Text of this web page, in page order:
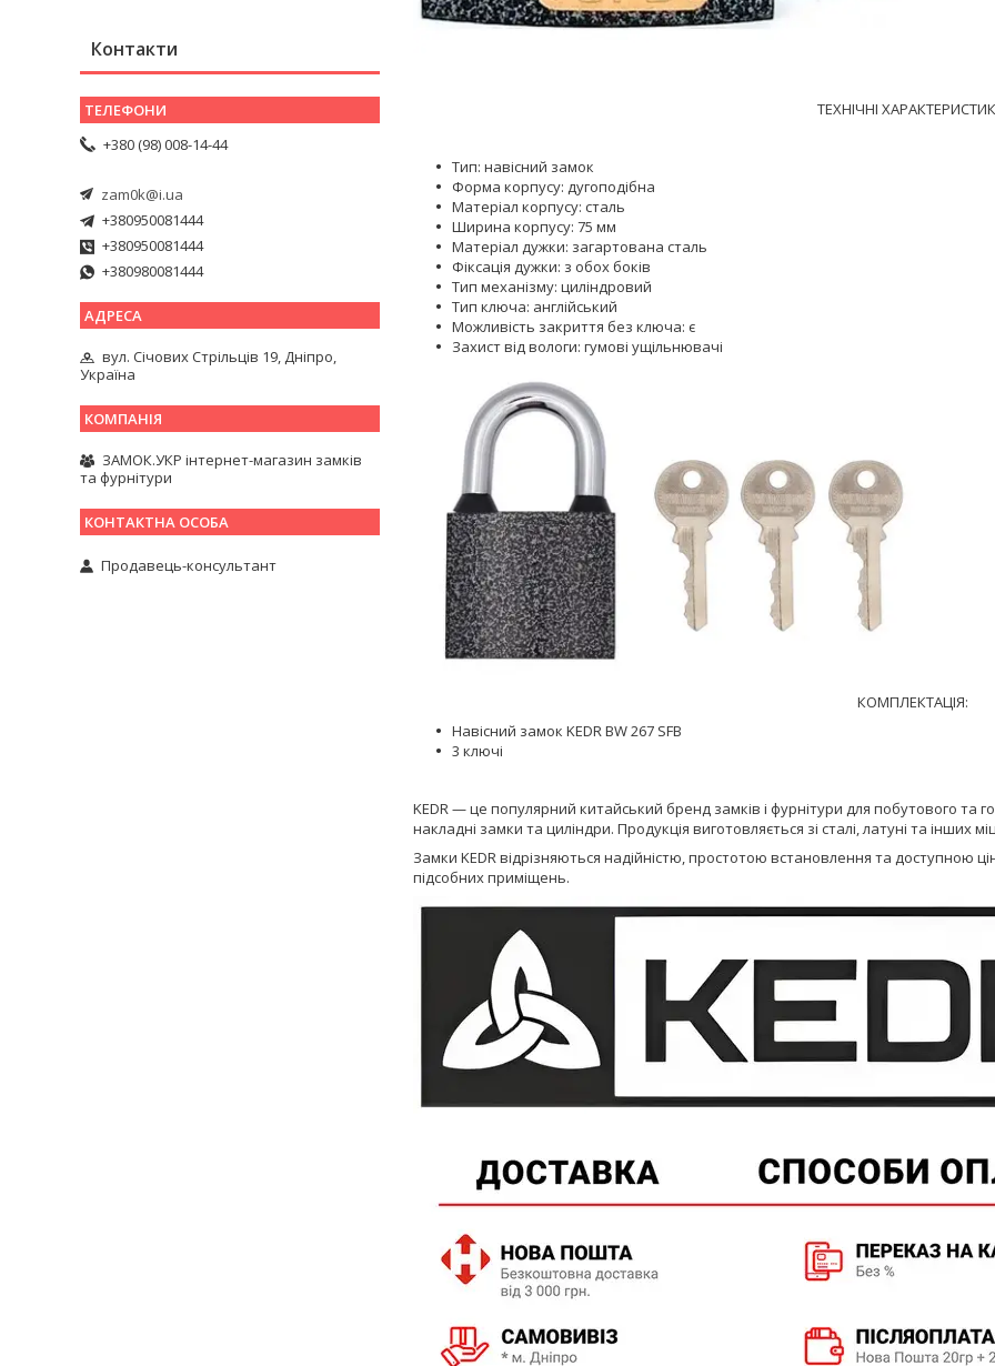
ТЕХНІЧНІ
Тип: навісний замок
Форма корпусу: дугоподібна
Матеріал корпусу: сталь
Ширина корпусу: 75 мм
Матеріал дужки: загартована сталь
Фіксація дужки: з обох боків
Тип механізму: циліндровий
Тип ключа: англійський
Можливість закриття без ключа: є
Захист від вологи: гумові ущільнювачі
КОМПЛЕКТАЦІЯ:
Навісний замок KEDR BW 267 SFB
3 ключі
KEDR — це популярний китайський бренд замків і фурнітури для побутового та
накладні замки та циліндри. Продукція виготовляється зі сталі, латуні та інших
Замки KEDR відрізняються надійністю, простотою встановлення та доступною
підсобних приміщень.
Контакти
+380 (98) 008-14-44
zam0k@i.ua
+380950081444
+380950081444
+380980081444
вул. Січових Стрільців 19, Дніпро,
Україна
ЗАМОК.УКР інтернет-магазин замків
та фурнітури
Продавець-консультант